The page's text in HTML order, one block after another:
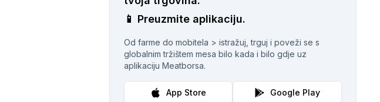
📱 Preuzmite aplikaciju.
Od farme do mobitela > istražuj, trguj i poveži se s
globalnim tržištem mesa bilo kada i bilo gdje uz
aplikaciju Meatborsa.
App Store Google Play